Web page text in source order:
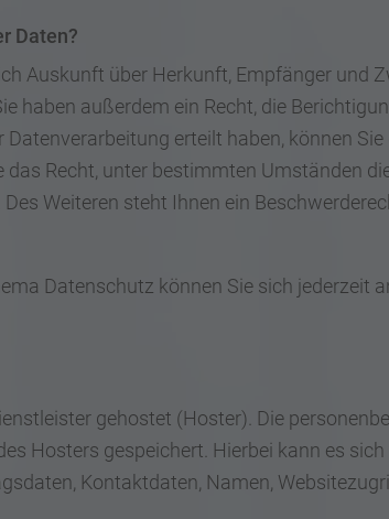
Daten?
Auskunft über Herkunft, Empfänger und
haben außerdem ein Recht, die
erteilt haben, können
Recht, unter bestimmten Umständen
Weiteren steht Ihnen ein
Datenschutz können Sie sich jederzeit
gehostet (Hoster). Die
Hosters gespeichert. Hierbei kann es
Kontaktdaten, Namen,